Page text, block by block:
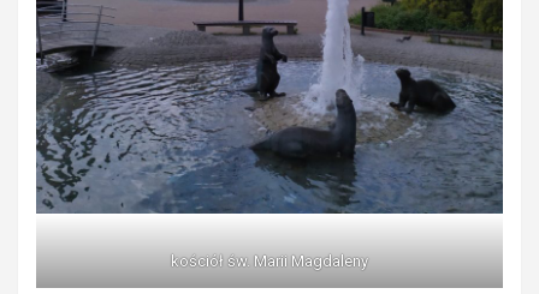
kościół św. Marii Magdaleny